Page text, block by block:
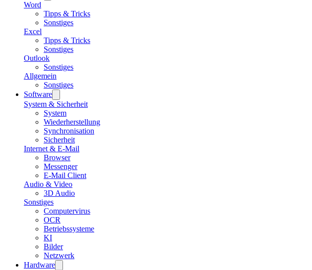
Word
Tipps & Tricks
Sonstiges
Excel
Tipps & Tricks
Sonstiges
Outlook
Sonstiges
Allgemein
Sonstiges
Software
System & Sicherheit
System
Wiederherstellung
Synchronisation
Sicherheit
Internet & E-Mail
Browser
Messenger
E-Mail Client
Audio & Video
3D Audio
Sonstiges
Computervirus
OCR
Betriebssysteme
KI
Bilder
Netzwerk
Hardware